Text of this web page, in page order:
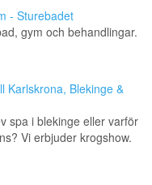
- Sturebadet
gym och behandlingar.
Karlskrona, Blekinge &
spa i blekinge eller varför
Vi erbjuder krogshow.